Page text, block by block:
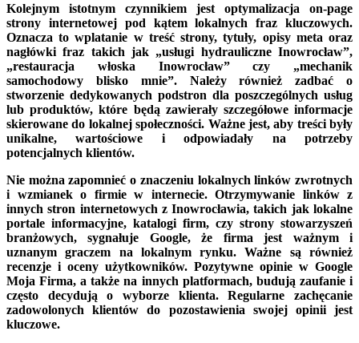
Kolejnym istotnym czynnikiem jest optymalizacja on-page
strony internetowej pod kątem lokalnych fraz kluczowych.
Oznacza to wplatanie w treść strony, tytuły, opisy meta oraz
nagłówki fraz takich jak „usługi hydrauliczne Inowrocław”,
„restauracja włoska Inowrocław” czy „mechanik
samochodowy blisko mnie”. Należy również zadbać o
stworzenie dedykowanych podstron dla poszczególnych usług
lub produktów, które będą zawierały szczegółowe informacje
skierowane do lokalnej społeczności. Ważne jest, aby treści były
unikalne, wartościowe i odpowiadały na potrzeby
potencjalnych klientów.
Nie można zapomnieć o znaczeniu lokalnych linków zwrotnych
i wzmianek o firmie w internecie. Otrzymywanie linków z
innych stron internetowych z Inowrocławia, takich jak lokalne
portale informacyjne, katalogi firm, czy strony stowarzyszeń
branżowych, sygnałuje Google, że firma jest ważnym i
uznanym graczem na lokalnym rynku. Ważne są również
recenzje i oceny użytkowników. Pozytywne opinie w Google
Moja Firma, a także na innych platformach, budują zaufanie i
często decydują o wyborze klienta. Regularne zachęcanie
zadowolonych klientów do pozostawienia swojej opinii jest
kluczowe.